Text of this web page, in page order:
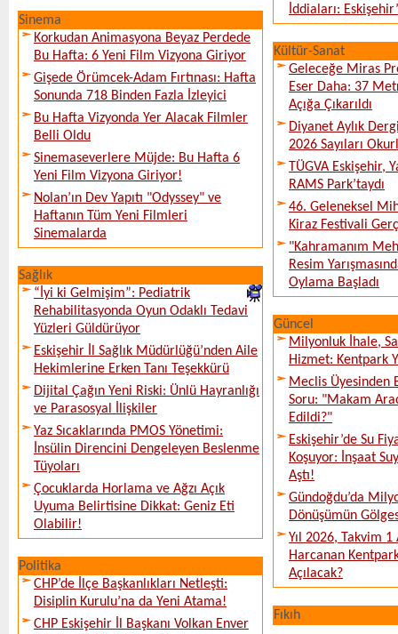
Sinema
Korkudan Animasyona Beyaz Perdede
Bu Hafta: 6 Yeni Film Vizyona Giriyor
Gişede Örümcek-Adam Fırtınası: Hafta
Sonunda 718 Binden Fazla İzleyici
Bu Hafta Vizyonda Yer Alacak Filmler
Belli Oldu
Sinemaseverlere Müjde: Bu Hafta 6
Yeni Film Vizyona Giriyor!
Nolan’ın Dev Yapıtı "Odyssey" ve
Haftanın Tüm Yeni Filmleri
Sinemalarda
Sağlık
“İyi ki Gelmişim”: Pediatrik
Rehabilitasyonda Oyun Odaklı Tedavi
Yüzleri Güldürüyor
Eskişehir İl Sağlık Müdürlüğü’nden Aile
Hekimlerine Erken Tanı Teşekkürü
Dijital Çağın Yeni Riski: Ünlü Hayranlığı
ve Parasosyal İlişkiler
Yaz Sıcaklarında PMOS Yönetimi:
İnsülin Direncini Dengeleyen Beslenme
Tüyoları
Çocuklarda Horlama ve Ağzı Açık
Uyuma Belirtisine Dikkat: Geniz Eti
Olabilir!
Politika
CHP’de İlçe Başkanlıkları Netleşti:
Disiplin Kurulu’na da Yeni Atama!
CHP Eskişehir İl Başkanı Volkan Enver
İddiaları:
Kültür-Sanat
Geleceğe Miras
Eser Daha: 37
Açığa Çıkarıldı
Diyanet Aylık
2026 Sayıları
TÜGVA Eskişehir,
RAMS Park’taydı
46. Geleneksel
Kiraz Festivali
"Kahramanım
Resim
Oylama Başladı
Güncel
Milyonluk İhale,
Hizmet: Kentpark
Meclis Üyesinden
Soru: "Makam
Edildi?"
Eskişehir’de Su
Koşuyor: İnşaat
Aştı!
Gündoğdu’da
Dönüşümün
Yıl 2026, Takvim
Harcanan
Açılacak?
Fıkıh